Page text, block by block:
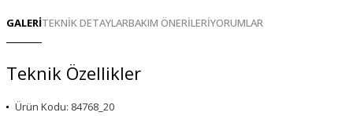
GALERİTEKNİK DETAYLARBAKIM ÖNERİLERİYORUMLAR
Teknik Özellikler
Ürün Kodu: 84768_20